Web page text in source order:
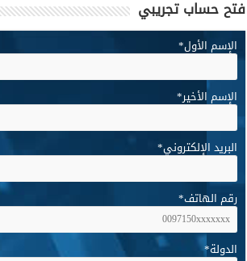
فتح حساب تجريبي
الإسم الأول*
الإسم الأخير*
البريد الإلكتروني*
رقم الهاتف*
الدولة*